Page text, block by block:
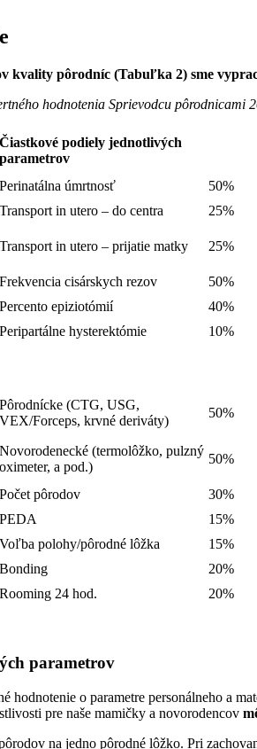
kvality pôrodníc (Tabuľka 2) sme
hodnotenia Sprievodcu pôrodnicami
Čiastkové podiely jednotlivých
parametrov
Perinatálna úmrtnosť
50%
Transport in utero – do centra
25%
Transport in utero – prijatie matky 25%
Frekvencia cisárskych rezov
50%
Percento epiziotómií
40%
Peripartálne hysterektómie
10%
Pôrodnícke (CTG, USG,
VEX/Forceps, krvné deriváty)
50%
Novorodenecké (termolôžko, pulzný
oximeter, a pod.)
50%
Počet pôrodov
30%
PEDA
15%
Voľba polohy/pôrodné lôžka
15%
Bonding
20%
Rooming 24 hod.
20%
parametrov
hodnotenie o parametre personálneho a
pre naše mamičky a novorodencov
na jedno pôrodné lôžko. Pri